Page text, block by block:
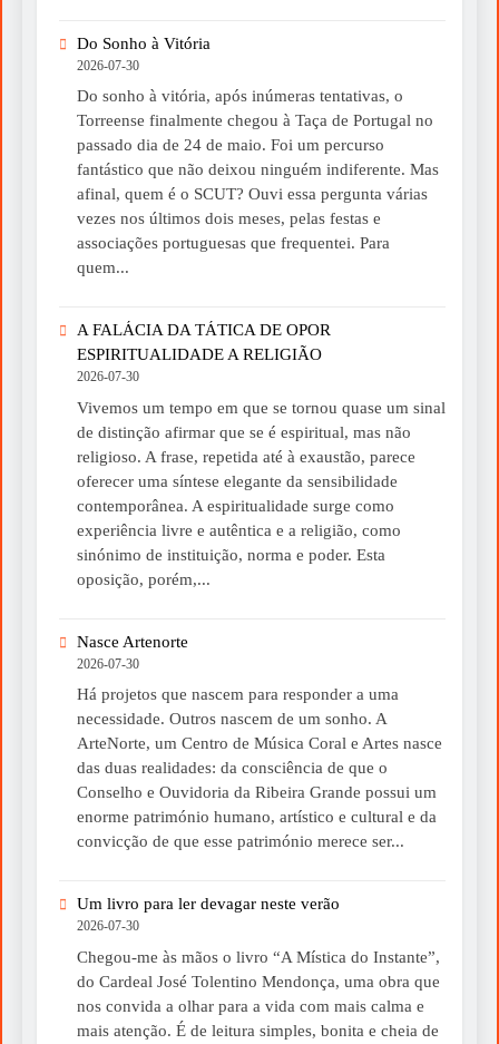
Do Sonho à Vitória
2026-07-30
Do sonho à vitória, após inúmeras tentativas, o
Torreense finalmente chegou à Taça de Portugal no
passado dia de 24 de maio. Foi um percurso
fantástico que não deixou ninguém indiferente. Mas
afinal, quem é o SCUT? Ouvi essa pergunta várias
vezes nos últimos dois meses, pelas festas e
associações portuguesas que frequentei. Para
quem...
A FALÁCIA DA TÁTICA DE OPOR
ESPIRITUALIDADE A RELIGIÃO
2026-07-30
Vivemos um tempo em que se tornou quase um sinal
de distinção afirmar que se é espiritual, mas não
religioso. A frase, repetida até à exaustão, parece
oferecer uma síntese elegante da sensibilidade
contemporânea. A espiritualidade surge como
experiência livre e autêntica e a religião, como
sinónimo de instituição, norma e poder. Esta
oposição, porém,...
Nasce Artenorte
2026-07-30
Há projetos que nascem para responder a uma
necessidade. Outros nascem de um sonho. A
ArteNorte, um Centro de Música Coral e Artes nasce
das duas realidades: da consciência de que o
Conselho e Ouvidoria da Ribeira Grande possui um
enorme património humano, artístico e cultural e da
convicção de que esse património merece ser...
Um livro para ler devagar neste verão
2026-07-30
Chegou-me às mãos o livro “A Mística do Instante”,
do Cardeal José Tolentino Mendonça, uma obra que
nos convida a olhar para a vida com mais calma e
mais atenção. É de leitura simples, bonita e cheia de